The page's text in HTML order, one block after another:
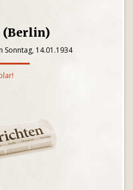
(Berlin)
Sonntag, 14.01.1934